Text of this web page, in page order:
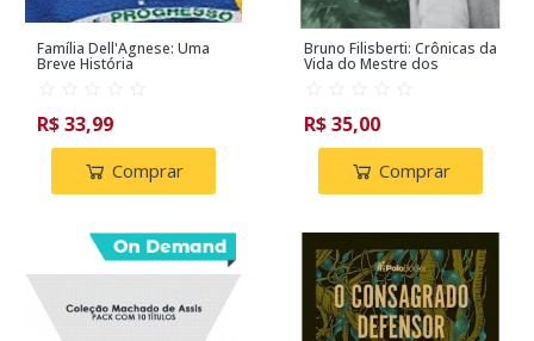
Família Dell'Agnese: Uma
Breve História
R$ 33,99
Comprar
Bruno Filisberti: Crônicas da
Vida do Mestre dos
R$ 35,00
Comprar